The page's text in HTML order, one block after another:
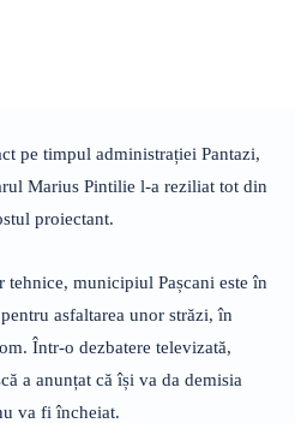
pe timpul administrației Pantazi,
Marius Pintilie l-a reziliat tot din
proiectant.
tehnice, municipiul Pașcani este în
asfaltarea unor străzi, în
Într-o dezbatere televizată,
a anunțat că își va da demisia
va fi încheiat.